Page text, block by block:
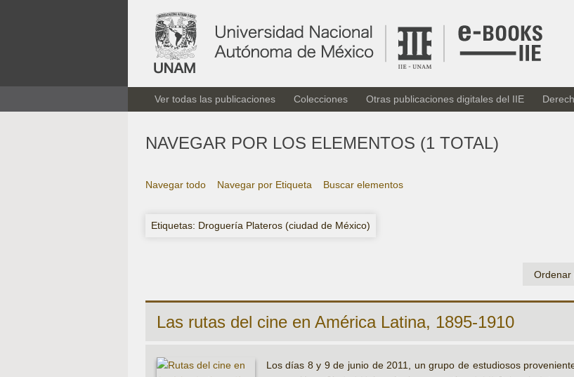
Ver todas las publicaciones Colecciones Otras publicaciones digitales del IIE
NAVEGAR POR LOS ELEMENTOS (1 TOTAL)
Navegar todo Navegar por Etiqueta Buscar elementos
Etiquetas: Droguería Plateros (ciudad de México)
Ordenar
Las rutas del cine en América Latina, 1895-1910
Los días 8 y 9 de junio de 2011, un grupo de estudiosos